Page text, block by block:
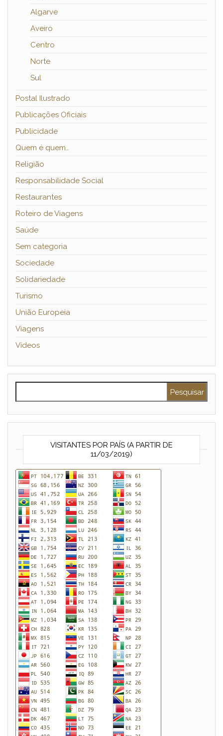
Algarve
Aveiro
Centro
Norte
Sul
Postal Ilustrado
Publicações Oficiais
Publicidade
Quem é quem…
Religião
Responsabilidade Social
Restaurantes
Roteiro de Viagens
Saúde
Sem categoria
Sociedade
Solidariedade
Turismo
União Europeia
Viagens
Vídeos
VISITANTES POR PAÍS (A PARTIR DE
11/03/2019)